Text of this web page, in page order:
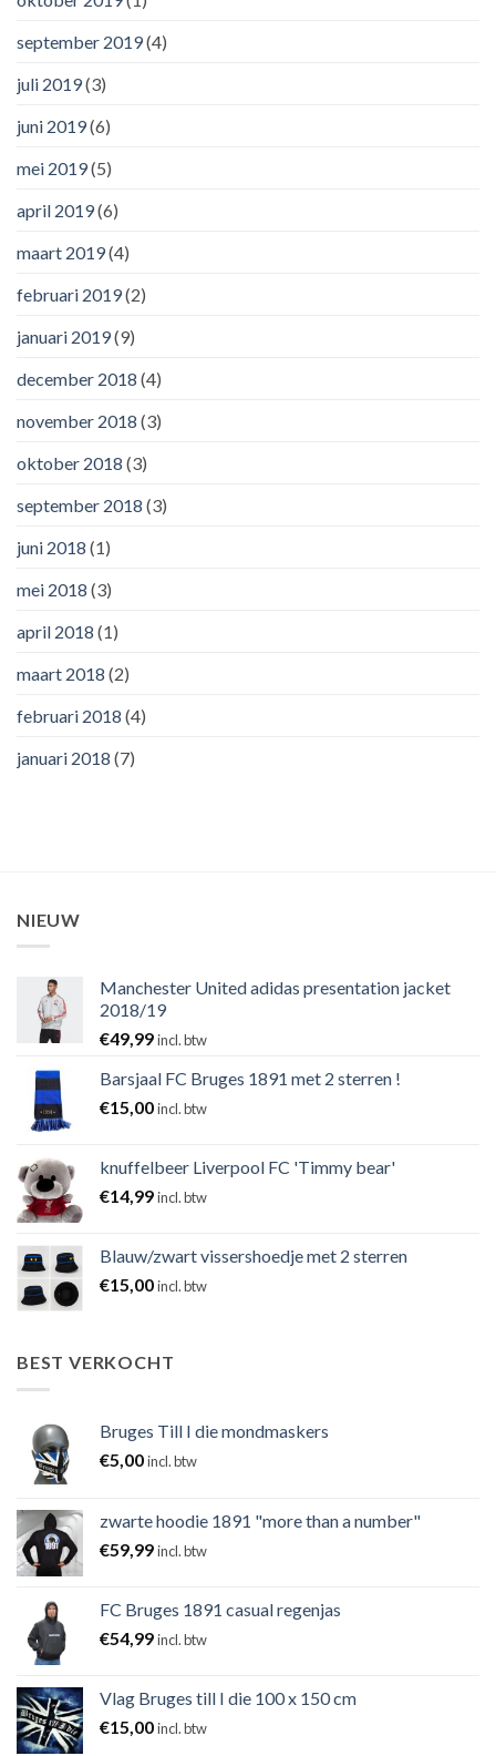
september 2019(4)
juli 2019(3)
juni 2019(6)
mei 2019(5)
april 2019(6)
maart 2019(4)
februari 2019(2)
januari 2019(9)
december 2018 (4)
november 2018 (3)
oktober 2018 (3)
september 2018 (3)
juni 2018 (1)
mei 2018 (3)
april 2018 (1)
maart 2018 (2)
februari 2018 (4)
januari 2018 (7)
NIEUW
Manchester United adidas presentation jacket
2018/19
€49,99incl. btw
Barsjaal FC Bruges 1891 met 2 sterren !
€15,00incl. btw
knuffelbeer Liverpool FC 'Timmy bear'
€14,99incl. btw
Blauw/zwart vissershoedje met 2 sterren
€15,00incl. btw
BEST VERKOCHT
Bruges Till I die mondmaskers
€5,00incl. btw
zwarte hoodie 1891 "more than a number"
€59,99incl. btw
FC Bruges 1891 casual regenjas
€54,99incl. btw
Vlag Bruges till I die 100 x 150 cm
€15,00incl. btw